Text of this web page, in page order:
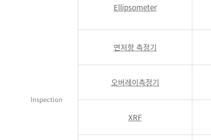
Inspection
Ellipsometer
면저항 측정기
오버레이측정기
XRF